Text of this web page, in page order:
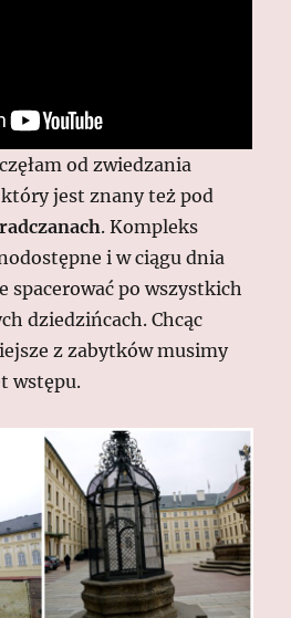
od zwiedzania
który jest znany też pod
. Kompleks
i w ciągu dnia
spacerować po wszystkich
dziedzińcach. Chcąc
z zabytków musimy
wstępu.